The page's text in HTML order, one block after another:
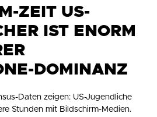
ZEIT US-
IST ENORM
DOMINANZ
Daten zeigen: US-Jugendliche
Stunden mit Bildschirm-Medien.